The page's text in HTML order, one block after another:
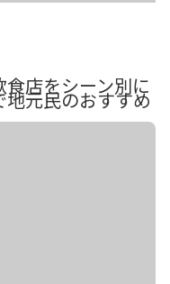
店をシーン別に
元民のおすすめ